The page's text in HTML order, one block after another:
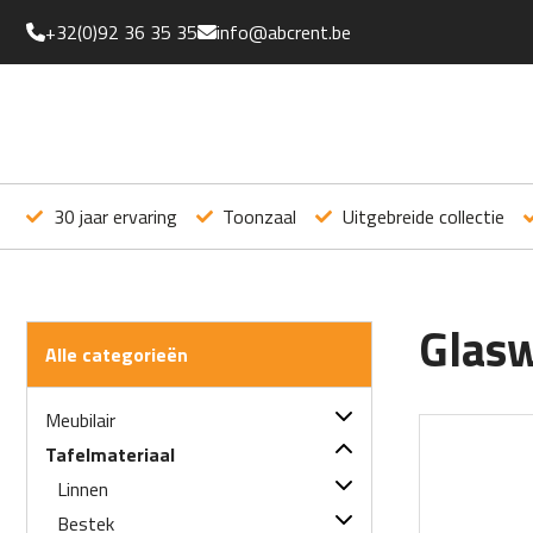
+32(0)92 36 35 35 info@abcrent.be
30 jaar ervaring Toonzaal Uitgebreide collectie
Alle categorieën
Meubilair
Tafels
Statafels
Sokkels
Tafelmateriaal
Linnen
Servetten
Bestek